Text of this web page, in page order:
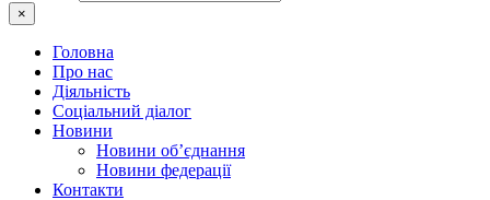
×
Головна
Про нас
Діяльність
Соціальний діалог
Новини
Новини об’єднання
Новини федерації
Контакти